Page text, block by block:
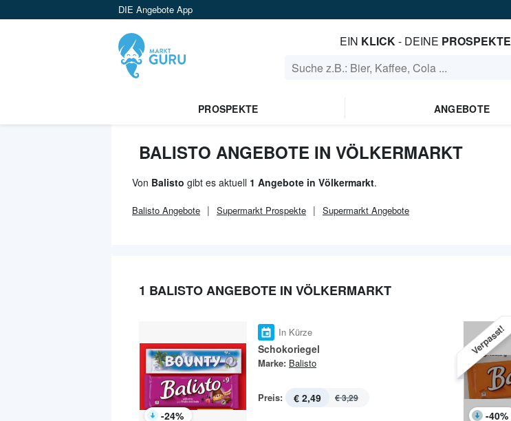
DIE Angebote App
EIN KLICK- DEINE PROSPEKTE
PROSPEKTE ANGEBOTE
BALISTO ANGEBOTE IN VÖLKERMARKT
Von Balisto gibt es aktuell 1 Angebote in Völkermarkt.
Balisto Angebote Supermarkt Prospekte Supermarkt Angebote
1 BALISTO ANGEBOTE IN VÖLKERMARKT
-24%
In Kürze
Schokoriegel
Marke: Balisto
Preis: € 2,49 € 3,29
Verpasst!
-40%